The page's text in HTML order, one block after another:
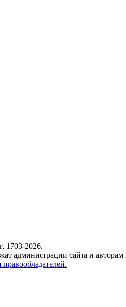
1703-2026.
администрации сайта и авторам